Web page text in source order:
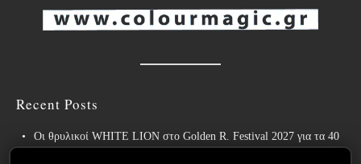
Recent Posts
Οι θρυλικοί WHITE LION στο Golden R. Festival 2027 για τα 40